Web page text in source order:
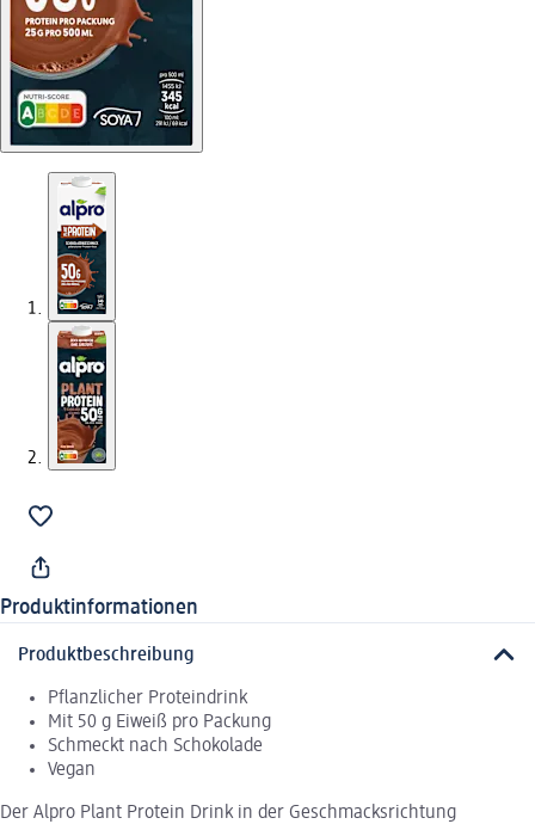
Produktinformationen
Produktbeschreibung
Pflanzlicher Proteindrink
Mit 50 g Eiweiß pro Packung
Schmeckt nach Schokolade
Vegan
Der Alpro Plant Protein Drink in der Geschmacksrichtung